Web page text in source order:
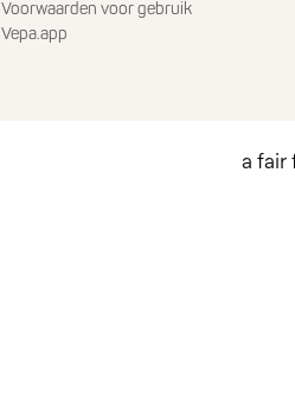
Voorwaarden voor gebruik
Vepa.app
a fair